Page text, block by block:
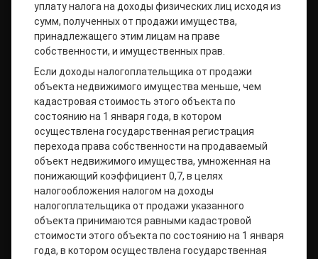
уплату налога на доходы физических лиц исходя из
сумм, полученных от продажи имущества,
принадлежащего этим лицам на праве
собственности, и имущественных прав.
Если доходы налогоплательщика от продажи
объекта недвижимого имущества меньше, чем
кадастровая стоимость этого объекта по
состоянию на 1 января года, в котором
осуществлена государственная регистрация
перехода права собственности на продаваемый
объект недвижимого имущества, умноженная на
понижающий коэффициент 0,7, в целях
налогообложения налогом на доходы
налогоплательщика от продажи указанного
объекта принимаются равными кадастровой
стоимости этого объекта по состоянию на 1 января
года, в котором осуществлена государственная